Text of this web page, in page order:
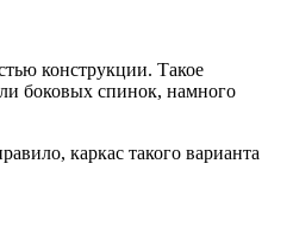
конструкции. Такое
боковых спинок, намного
каркас такого варианта